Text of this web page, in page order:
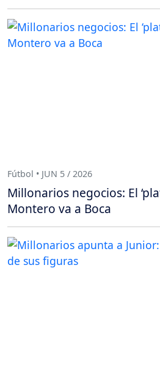
Fútbol • JUN 5 / 2026
Millonarios negocios: El
Montero va a Boca